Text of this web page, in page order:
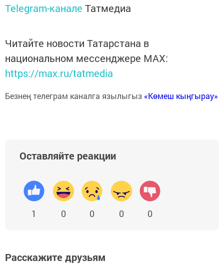
Telegram-канале Татмедиа
Читайте новости Татарстана в
национальном мессенджере MАХ:
https://max.ru/tatmedia
Безнең телеграм каналга язылыгыз «Көмеш кыңгырау»
Оставляйте реакции
1 0 0 0 0
Расскажите друзьям